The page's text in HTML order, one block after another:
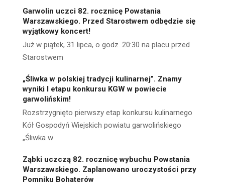
Garwolin uczci 82. rocznicę Powstania
Warszawskiego. Przed Starostwem odbędzie się
wyjątkowy koncert!
Już w piątek, 31 lipca, o godz. 20:30 na placu przed
Starostwem
„Śliwka w polskiej tradycji kulinarnej”. Znamy
wyniki I etapu konkursu KGW w powiecie
garwolińskim!
Rozstrzygnięto pierwszy etap konkursu kulinarnego
Kół Gospodyń Wiejskich powiatu garwolińskiego
„Śliwka w
Ząbki uczczą 82. rocznicę wybuchu Powstania
Warszawskiego. Zaplanowano uroczystości przy
Pomniku Bohaterów